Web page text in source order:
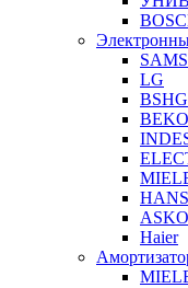
LG
BSHG
BEKO
ASKO
Haier